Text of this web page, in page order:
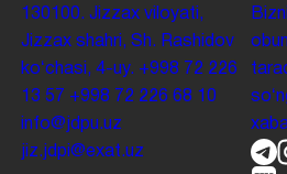
130100. Jizzax viloyati,
Jizzax shahri, Sh. Rashidov
koʻchasi, 4-uy. +998 72 226
13 57 +998 72 226 68 10
info@jdpu.uz
jiz.jdpi@exat.uz